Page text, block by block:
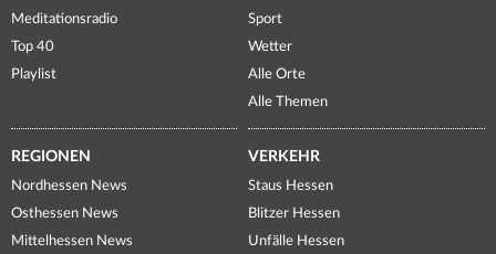
Meditationsradio
Top 40
Playlist
Sport
Wetter
Alle Orte
Alle Themen
REGIONEN
Nordhessen News
Osthessen News
Mittelhessen News
VERKEHR
Staus Hessen
Blitzer Hessen
Unfälle Hessen